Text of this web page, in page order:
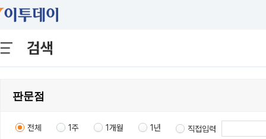
검색
전체 1주 1개월 1년 직접입력